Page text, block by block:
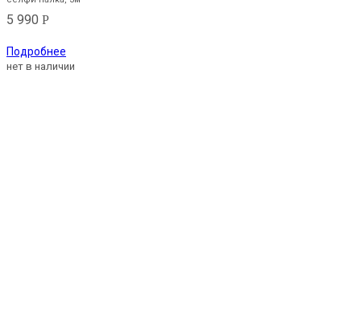
5 990 Р
Подробнее
нет в наличии